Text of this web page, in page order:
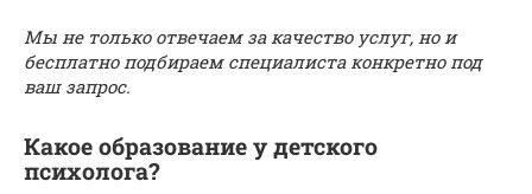
Мы не только отвечаем за качество услуг, но и
бесплатноподбираем специалистаконкретно под
ваш запрос.
Какое образование у детского
психолога?